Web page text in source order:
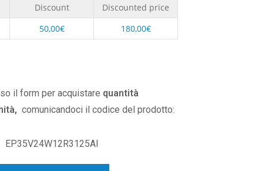
Discount
Discounted price
50,00€ 180,00€
il form per acquistare quantità
comunicandoci il codice del prodotto:
EP35V24W12R3125AI